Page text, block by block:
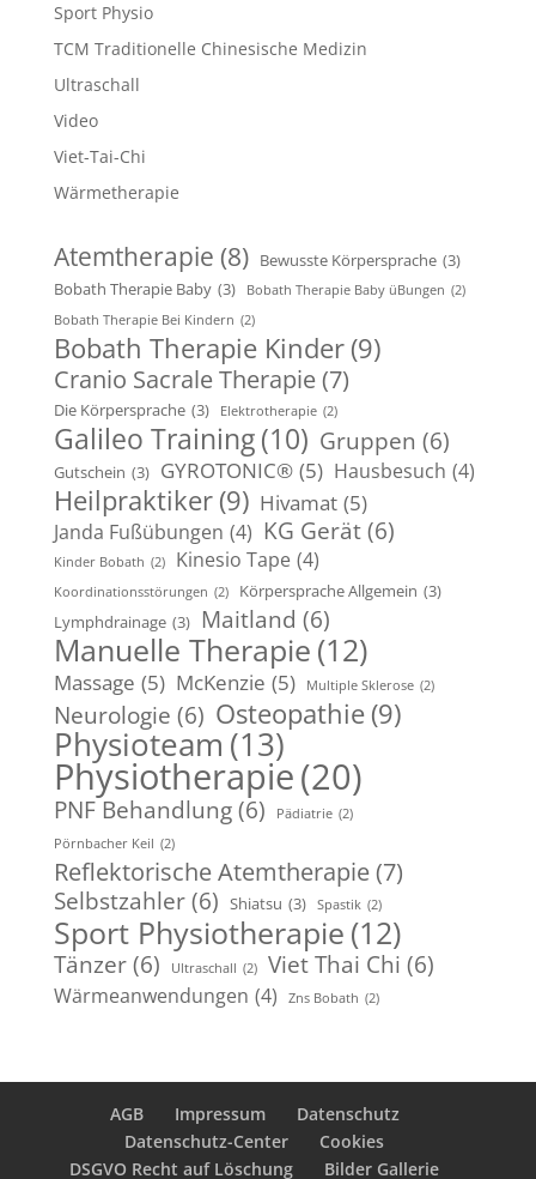
Sport Physio
TCM Traditionelle Chinesische Medizin
Ultraschall
Video
Viet-Tai-Chi
Wärmetherapie
Atemtherapie (8) Bewusste Körpersprache (3)
Bobath Therapie Baby (3) Bobath Therapie Baby üBungen (2)
Bobath Therapie Bei Kindern (2)
Bobath Therapie Kinder (9)
Cranio Sacrale Therapie(7)
Die Körpersprache (3) Elektrotherapie (2)
Galileo Training(10) Gruppen (6)
Gutschein (3) GYROTONIC® (5) Hausbesuch (4)
Heilpraktiker (9) Hivamat (5)
Janda Fußübungen (4) KG Gerät (6)
Kinder Bobath (2) Kinesio Tape (4)
Koordinationsstörungen (2) Körpersprache Allgemein (3)
Lymphdrainage (3) Maitland (6)
Manuelle Therapie (12)
Massage (5) McKenzie (5) Multiple Sklerose (2)
Neurologie (6) Osteopathie (9)
Physioteam (13)
Physiotherapie(20)
PNF Behandlung (6) Pädiatrie (2)
Pörnbacher Keil (2)
Reflektorische Atemtherapie(7)
Selbstzahler (6) Shiatsu (3) Spastik (2)
Sport Physiotherapie (12)
Tänzer (6) Ultraschall (2) Viet Thai Chi (6)
Wärmeanwendungen (4) Zns Bobath (2)
AGB Impressum
Datenschutz
Datenschutz-Center
Cookies
DSGVO Recht auf Löschung
Bilder Gallerie